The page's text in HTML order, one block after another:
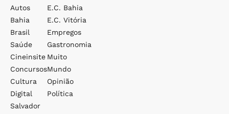
Autos
Bahia
Brasil
Saúde
Cineinsite
Concursos
Cultura
Digital
Salvador
E.c. Bahia
E.c. Vitória
Empregos
Gastronomia
Muito
Mundo
Opinião
Política